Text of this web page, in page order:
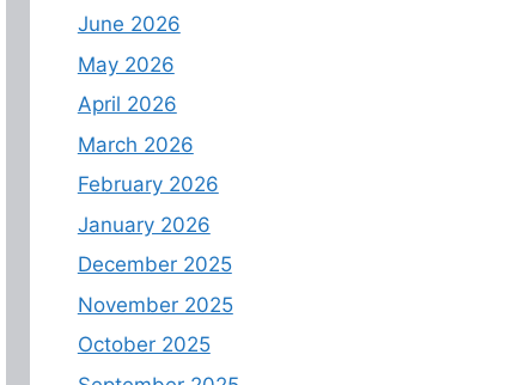
June 2026
May 2026
April 2026
March 2026
February 2026
January 2026
December 2025
November 2025
October 2025